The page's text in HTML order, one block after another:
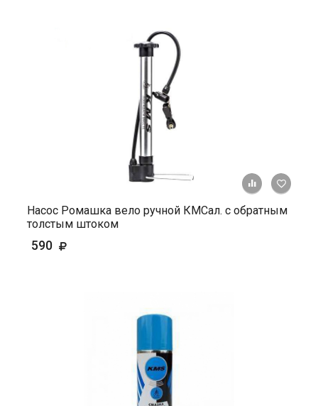
+ К
Насос Ромашка вело ручной КМСал. с обратным
толстым штоком
590